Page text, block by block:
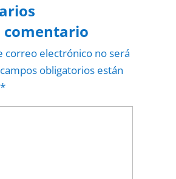
comentario
correo electrónico no será
obligatorios están
*